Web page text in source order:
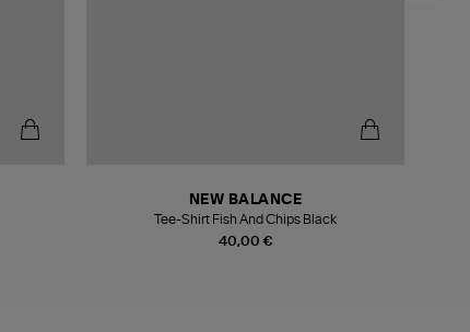
40,00 €
NEW BALANCE
Tee-Shirt Fish And Chips Black